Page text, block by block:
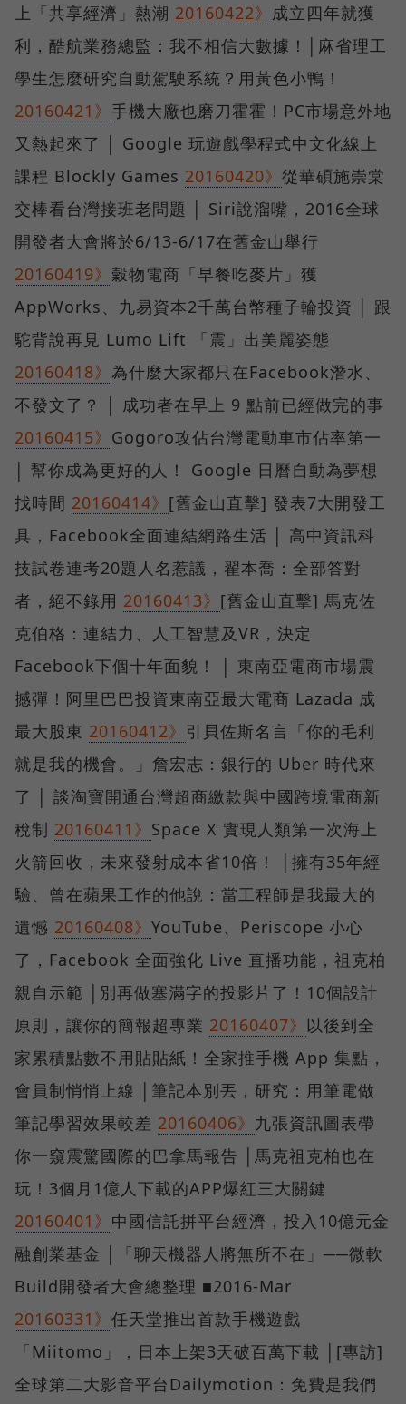
上「共享經濟」熱潮 20160422》 成立四年就獲
利，酷航業務總監：我不相信大數據！│麻省理工
學生怎麼研究自動駕駛系統？用黃色小鴨！
20160421》 手機大廠也磨刀霍霍！PC市場意外地
又熱起來了 │ Google 玩遊戲學程式中文化線上
課程 Blockly Games 20160420》 從華碩施崇棠
交棒看台灣接班老問題 │ Siri說溜嘴，2016全球
開發者大會將於6/13-6/17在舊金山舉行
20160419》 穀物電商「早餐吃麥片」獲
AppWorks、九易資本2千萬台幣種子輪投資 │ 跟
駝背說再見 Lumo Lift 「震」出美麗姿態
20160418》 為什麼大家都只在Facebook潛水、
不發文了？ │ 成功者在早上 9 點前已經做完的事
20160415》 Gogoro攻佔台灣電動車市佔率第一
│ 幫你成為更好的人！ Google 日曆自動為夢想
找時間 20160414》 [舊金山直擊] 發表7大開發工
具，Facebook全面連結網路生活 │ 高中資訊科
技試卷連考20題人名惹議，翟本喬：全部答對
者，絕不錄用 20160413》 [舊金山直擊] 馬克佐
克伯格：連結力、人工智慧及VR，決定
Facebook下個十年面貌！ │ 東南亞電商市場震
撼彈！阿里巴巴投資東南亞最大電商 Lazada 成
最大股東 20160412》 引貝佐斯名言「你的毛利
就是我的機會。」詹宏志：銀行的 Uber 時代來
了 │ 談淘寶開通台灣超商繳款與中國跨境電商新
稅制 20160411》 Space X 實現人類第一次海上
火箭回收，未來發射成本省10倍！ │擁有35年經
驗、曾在蘋果工作的他說：當工程師是我最大的
遺憾 20160408》 YouTube、Periscope 小心
了，Facebook 全面強化 Live 直播功能，祖克柏
親自示範 │別再做塞滿字的投影片了！10個設計
原則，讓你的簡報超專業 20160407》 以後到全
家累積點數不用貼貼紙！全家推手機 App 集點，
會員制悄悄上線 │筆記本別丟，研究：用筆電做
筆記學習效果較差 20160406》 九張資訊圖表帶
你一窺震驚國際的巴拿馬報告 │馬克祖克柏也在
玩！3個月1億人下載的APP爆紅三大關鍵
20160401》 中國信託拼平台經濟，投入10億元金
融創業基金 │「聊天機器人將無所不在」──微軟
Build開發者大會總整理 ■2016-Mar
20160331》 任天堂推出首款手機遊戲
「Miitomo」，日本上架3天破百萬下載 │[專訪]
全球第二大影音平台Dailymotion：免費是我們